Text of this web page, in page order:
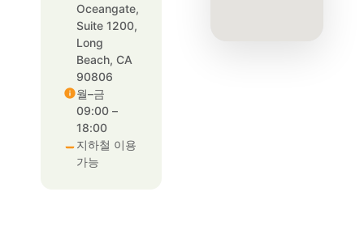
Oceangate,
Suite 1200,
Long
Beach, CA
90806
월–금
09:00 –
18:00
지하철 이용
가능